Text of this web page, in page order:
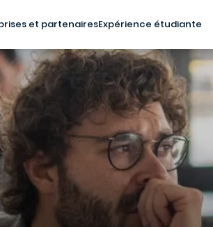
et partenairesExpérience étudiante